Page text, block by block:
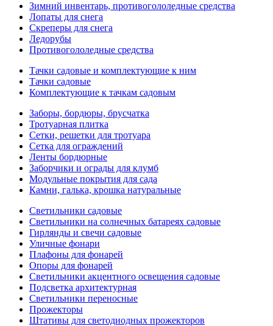
Зимний инвентарь, противогололедные средства
Лопаты для снега
Скреперы для снега
Ледорубы
Противогололедные средства
Тачки садовые и комплектующие к ним
Тачки садовые
Комплектующие к тачкам садовым
Заборы, бордюры, брусчатка
Тротуарная плитка
Сетки, решетки для тротуара
Сетка для ограждений
Ленты бордюрные
Заборчики и ограды для клумб
Модульные покрытия для сада
Камни, галька, крошка натуральные
Светильники садовые
Светильники на солнечных батареях садовые
Гирлянды и свечи садовые
Уличные фонари
Плафоны для фонарей
Опоры для фонарей
Светильники акцентного освещения садовые
Подсветка архитектурная
Светильники переносные
Прожекторы
Штативы для светодиодных прожекторов